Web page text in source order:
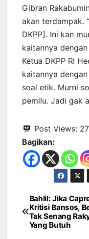
Gibran
akan terdampak.
DKPP]. Ini kan
kaitannya
Ketua DKPP RI
kaitannya
soal etik. Murni
pemilu. Jadi gak
Post Views:
Bagikan:
Navigasi
pos
Bahlil: Jika
Kritisi Bansos,
Tak Senang
Yang Butuh